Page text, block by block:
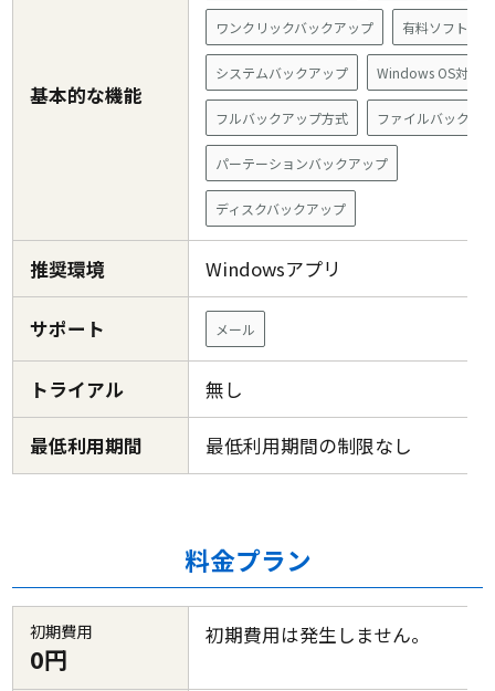
基本的な機能
ワンクリックバックアップ 有料ソフト
システムバックアップ Windows OS対応
フルバックアップ方式 ファイルバックア
パーテーションバックアップ
ディスクバックアップ
推奨環境 Windowsアプリ
サポート メール
トライアル 無し
最低利用期間 最低利用期間の制限なし
料金プラン
初期費用
0円
初期費用は発生しません。